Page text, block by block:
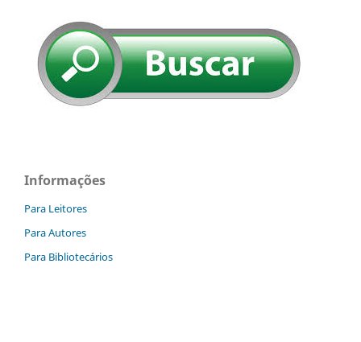
Informações
Para Leitores
Para Autores
Para Bibliotecários